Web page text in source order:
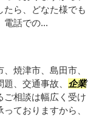
ら、どなた様でも
電話での...
焼津市、島田市、
、交通事故、 企業
ご相談は幅広く受け
ておりますから、